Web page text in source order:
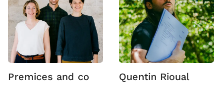
Premices and co Quentin Rioual